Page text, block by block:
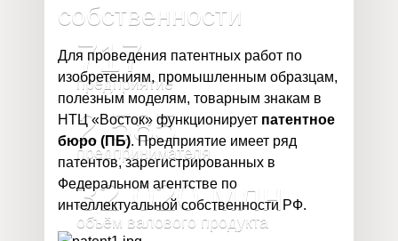
717
предприятие
2 585
предпринимателя
32 020млн
объём валового продукта
собственности
Для проведения патентных работ по
изобретениям, промышленным образцам,
полезным моделям, товарным знакам в
НТЦ «Восток» функционирует патентное
бюро (ПБ). Предприятие имеет ряд
патентов, зарегистрированных в
Федеральном агентстве по
интеллектуальной собственности РФ.